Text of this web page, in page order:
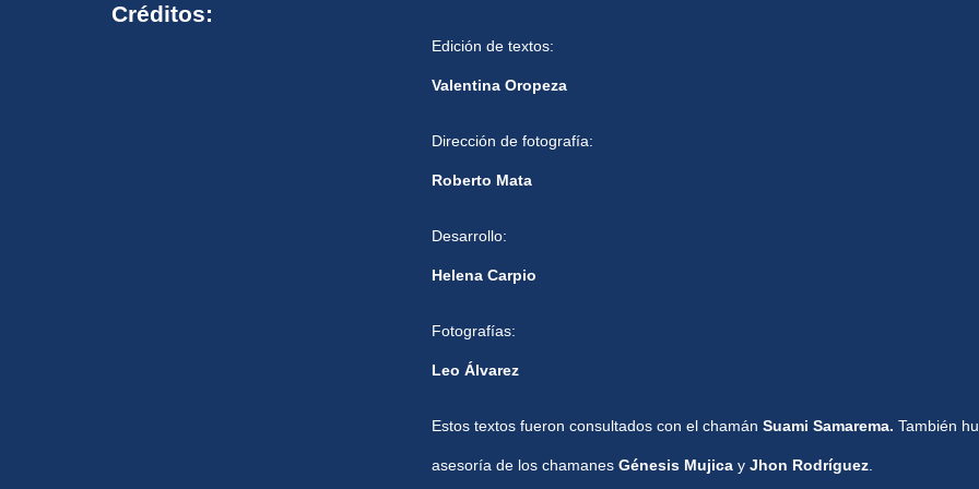
Créditos:
Edición de textos:
Valentina Oropeza
Dirección de fotografía:
Roberto Mata
Desarrollo:
Helena Carpio
Fotografías:
Leo Álvarez
Estos textos fueron consultados con el chamán Suami Samarema. También
asesoría de los chamanes Génesis MujicayJhon Rodríguez.